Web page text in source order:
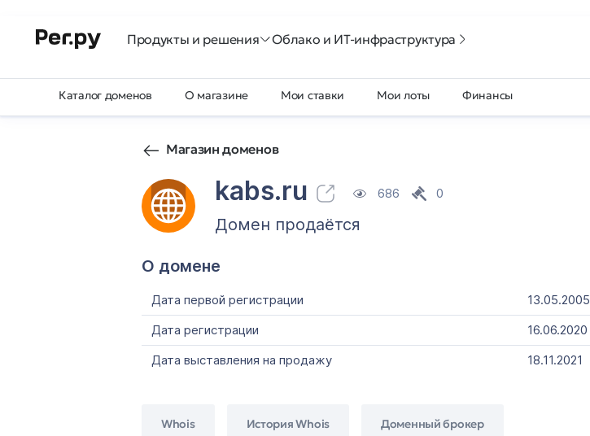
Продукты и решения Облако и ИТ-инфраструктура
Каталог доменов О магазине Мои ставки Мои лоты Финансы
Магазин доменов
kabs.ru 686 0
Домен продаётся
О домене
Дата первой регистрации
13.05.2005
Дата регистрации
16.06.2020
Дата выставления на продажу
18.11.2021
Whois История Whois Доменный брокер